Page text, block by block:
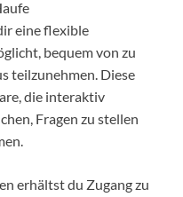
eine flexible
bequem von zu
teilzunehmen. Diese
die interaktiv
Fragen zu stellen
erhältst du Zugang zu